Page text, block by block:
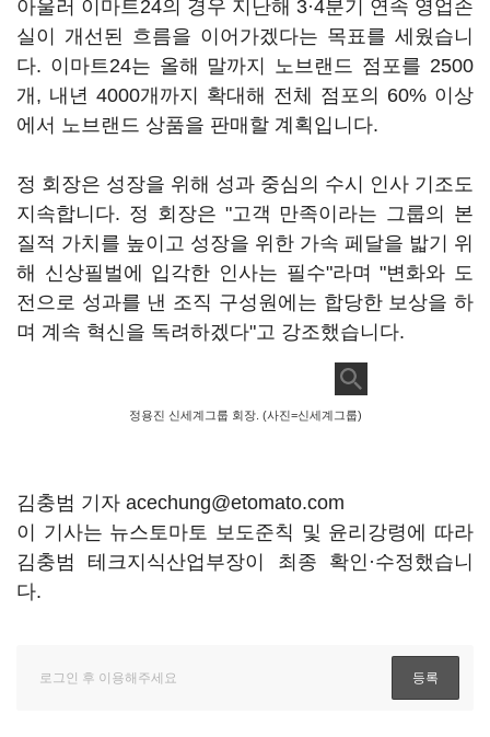
아울러 이마트24의 경우 지난해 3·4분기 연속 영업손
실이 개선된 흐름을 이어가겠다는 목표를 세웠습니
다. 이마트24는 올해 말까지 노브랜드 점포를 2500
개, 내년 4000개까지 확대해 전체 점포의 60% 이상
에서 노브랜드 상품을 판매할 계획입니다.
정 회장은 성장을 위해 성과 중심의 수시 인사 기조도
지속합니다. 정 회장은 "고객 만족이라는 그룹의 본
질적 가치를 높이고 성장을 위한 가속 페달을 밟기 위
해 신상필벌에 입각한 인사는 필수"라며 "변화와 도
전으로 성과를 낸 조직 구성원에는 합당한 보상을 하
며 계속 혁신을 독려하겠다"고 강조했습니다.
정용진 신세계그룹 회장. (사진=신세계그룹)
김충범 기자 acechung@etomato.com
이 기사는 뉴스토마토 보도준칙 및 윤리강령에 따라
김충범 테크지식산업부장이 최종 확인·수정했습니
다.